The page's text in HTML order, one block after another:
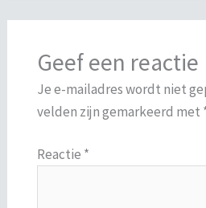
Geef een reactie
Je e-mailadres wordt niet
velden zijn gemarkeerd met
Reactie *